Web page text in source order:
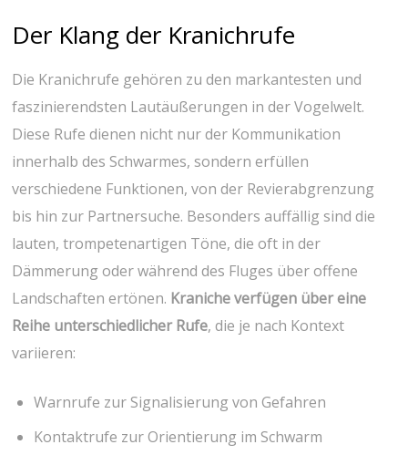
Der Klang der Kranichrufe
Die Kranichrufe ⁤gehören zu den markantesten und
faszinierendsten Lautäußerungen in der Vogelwelt.
Diese Rufe dienen nicht nur der Kommunikation
innerhalb des‍ Schwarmes, sondern erfüllen
verschiedene Funktionen, von der Revierabgrenzung
bis hin zur Partnersuche.​ Besonders auffällig sind​ die
lauten, trompetenartigen Töne, die oft in der
Dämmerung oder während des Fluges über offene
Landschaften ertönen.​ Kraniche verfügen über eine
Reihe unterschiedlicher Rufe, die ​je nach Kontext
variieren:
Warnrufe zur Signalisierung von Gefahren
Kontaktrufe zur ⁣Orientierung im Schwarm